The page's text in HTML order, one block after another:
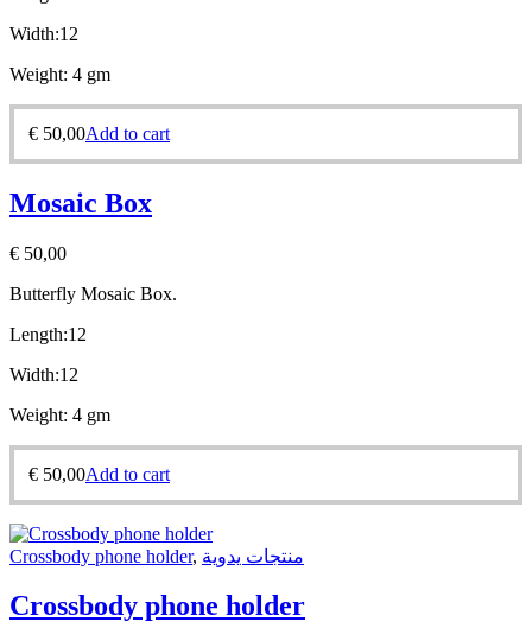
Width:12
Weight: 4 gm
€ 50,00Add to cart
Mosaic Box
€ 50,00
Butterfly Mosaic Box.
Length:12
Width:12
Weight: 4 gm
€ 50,00Add to cart
Crossbody phone holder, منتجات يدوية
Crossbody phone holder